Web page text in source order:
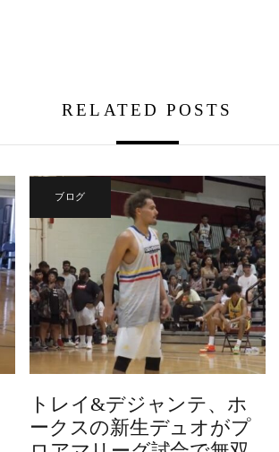
RELATED POSTS
ブログ
トレイ&デジャンテ、ホ
ークスの新生デュオがプ